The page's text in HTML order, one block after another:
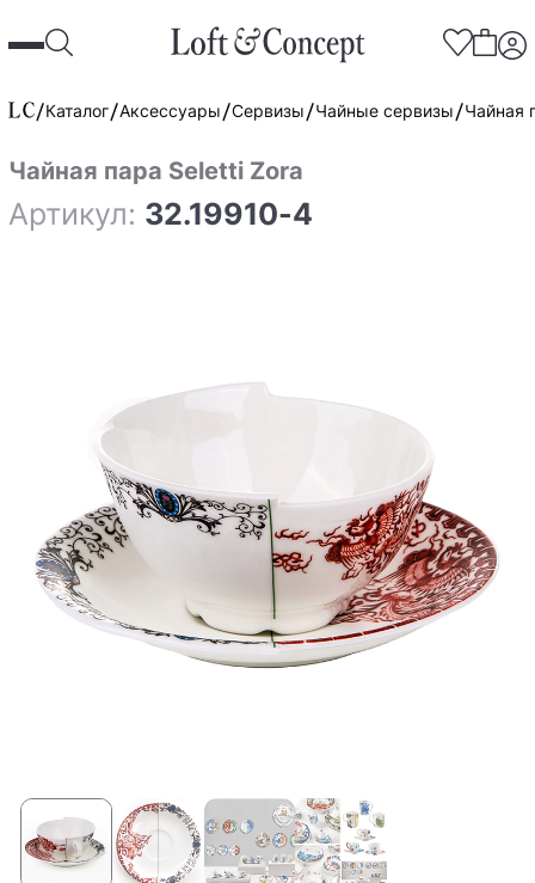
Каталог Аксессуары Сервизы Чайные сервизы Чайная
Чайная пара Seletti Zora
Артикул: 32.19910-4